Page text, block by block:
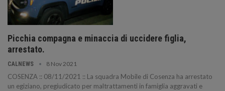
Picchia compagna e minaccia di uccidere figlia,
arrestato.
CALNEWS 8 Nov 2021
COSENZA :: 08/11/2021 :: La squadra Mobile di Cosenza ha arrestato
un egiziano, pregiudicato per maltrattamenti in famiglia aggravati e